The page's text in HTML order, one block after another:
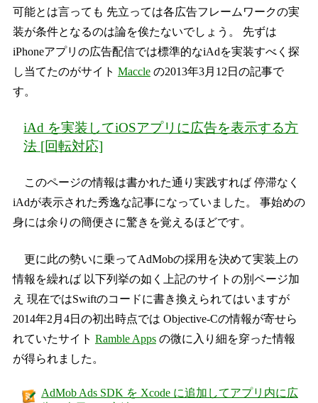
可能とは言っても 先立っては各広告フレームワークの実
装が条件となるのは論を俟たないでしょう。 先ずは
iPhoneアプリの広告配信では標準的なiAdを実装すべく探
し当てたのがサイト Maccleの2013年3月12日の記事で
す。
iAd を実装してiOSアプリに広告を表示する方
法 [回転対応]
このページの情報は書かれた通り実践すれば 停滞なく
iAdが表示された秀逸な記事になっていました。 事始めの
身には余りの簡便さに驚きを覚えるほどです。
更に此の勢いに乗ってAdMobの採用を決めて実装上の
情報を繰れば 以下列挙の如く上記のサイトの別ページ加
え 現在ではSwiftのコードに書き換えられてはいますが
2014年2月4日の初出時点では Objective-Cの情報が寄せら
れていたサイト Ramble Appsの微に入り細を穿った情報
が得られました。
AdMob Ads SDK を Xcode に追加してアプリ内に広